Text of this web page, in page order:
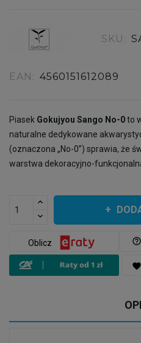
SKU:
EAN: 4560151612089
Piasek Gokujyou Sango No-0to
naturalne dedykowane
(oznaczona „No-0”) sprawia, że
warstwa dekoracyjno-
help_outline
Oblicz
favorite